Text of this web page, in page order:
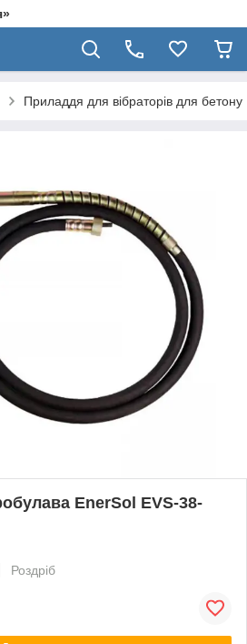
Приладдя для вібраторів для бетону
EnerSol EVS-38-
Роздріб